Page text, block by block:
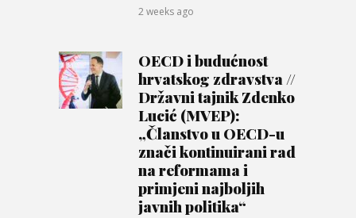
2 weeks ago
OECD i budućnost
hrvatskog zdravstva //
Državni tajnik Zdenko
Lucić (MVEP):
„Članstvo u OECD-u
znači kontinuirani rad
na reformama i
primjeni najboljih
javnih politika“